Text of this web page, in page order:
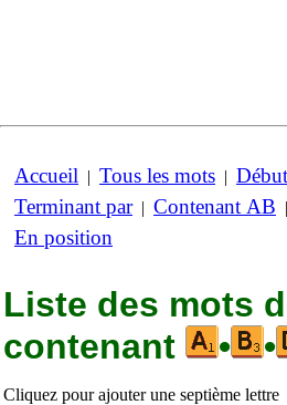
Accueil | Tous les mots |
Terminant par| Contenant AB |
En position
Liste des mots
contenant
• •
Cliquez pour ajouter une septième lettre